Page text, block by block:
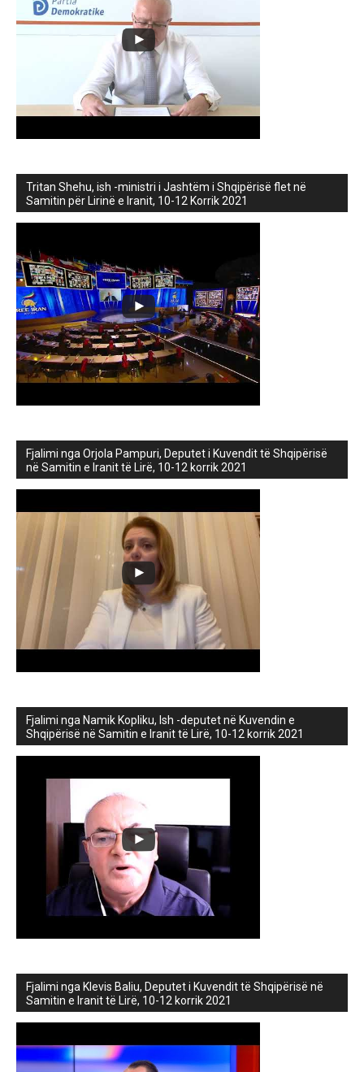
Tritan Shehu, ish -ministri i Jashtëm i Shqipërisë flet në
Samitin për Lirinë e Iranit, 10-12 Korrik 2021
Fjalimi nga Orjola Pampuri, Deputet i Kuvendit të Shqipërisë
në Samitin e Iranit të Lirë, 10-12 korrik 2021
Fjalimi nga Namik Kopliku, Ish -deputet në Kuvendin e
Shqipërisë në Samitin e Iranit të Lirë, 10-12 korrik 2021
Fjalimi nga Klevis Baliu, Deputet i Kuvendit të Shqipërisë në
Samitin e Iranit të Lirë, 10-12 korrik 2021